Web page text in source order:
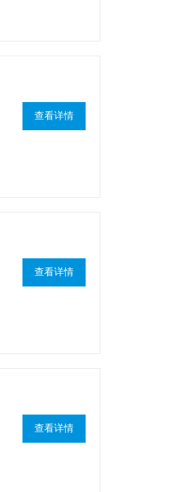
查看详情
查看详情
查看详情